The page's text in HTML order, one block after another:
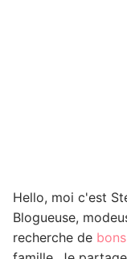
Hello, moi c'est
Blogueuse,
recherche de